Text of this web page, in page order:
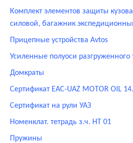
Комплект элементов защиты
силовой, багажник
Прицепные устройства Avtos
Усиленные полуоси разгруженного
Домкраты
Сертификат ЕАС-UAZ MOTOR OIL
Сертификат на рули УАЗ
Номенклат. тетрадь з.ч. НТ 01
Пружины